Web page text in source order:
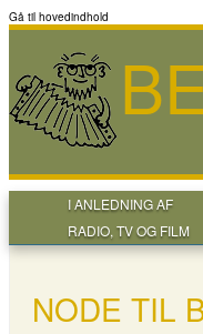
Gå til hovedindhold
I ANLEDNING AF
RADIO, TV OG FILM
NODE TIL